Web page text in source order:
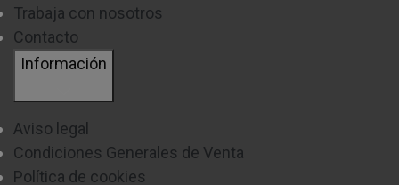
televisores y gran electrodomésticos. Te contamos las
mejores opciones para ti:
Litros.
LG 24TN520S - TV 24:
Trabaja con nosotros
Contacto
Información
Aviso legal
Condiciones Generales de Venta
Política de cookies